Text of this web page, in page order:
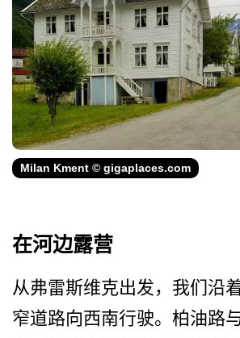
Milan Kment © gigaplaces.com
在河边露营
从弗雷斯维克出发，我们沿
窄道路向西南行驶。柏油路